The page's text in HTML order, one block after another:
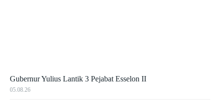
Gubernur Yulius Lantik 3 Pejabat Esselon II
05.08.26